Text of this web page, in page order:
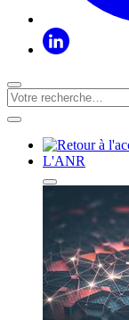
L'ANR